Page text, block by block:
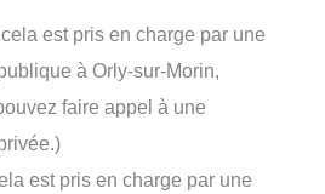
est pris en charge par une
à Orly-sur-Morin,
faire appel à une
est pris en charge par une